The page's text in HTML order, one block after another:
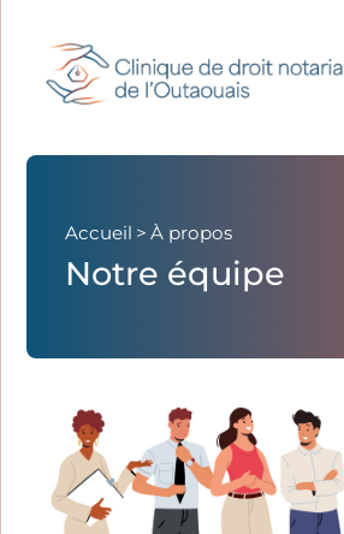
Accueil > À propos
Notre équipe